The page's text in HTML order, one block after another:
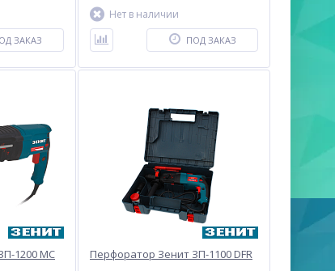
ЗАКАЗ
Нет в наличии
ПОД ЗАКАЗ
1200 МС Перфоратор Зенит ЗП-1100 DFR